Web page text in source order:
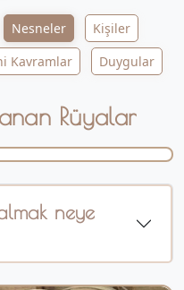
Nesneler
Kişiler
Kavramlar Duygular
Rüyalar
neye